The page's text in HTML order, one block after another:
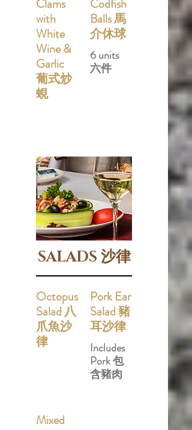
Clams
with
White
Wine &
Garlic
葡式炒
蜆
Codfish
Balls 馬
介休球
6 units
六件
SALADS 沙律
Octopus
Salad 八
爪魚沙
律
Pork Ear
Salad 豬
耳沙律
Includes
Pork 包
含豬肉
Mixed